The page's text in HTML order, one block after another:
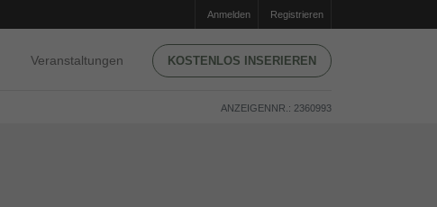
Anmelden Registrieren
Veranstaltungen KOSTENLOS INSERIEREN
ANZEIGENNR.: 2360993